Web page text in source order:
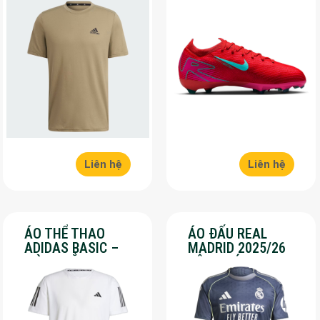
Liên hệ Liên hệ
ÁO THỂ THAO
ADIDAS BASIC –
MÀU TRẮNG – SALE
70%
ÁO ĐẤU REAL
MADRID 2025/26
SÂN KHÁCH – SALE
50%